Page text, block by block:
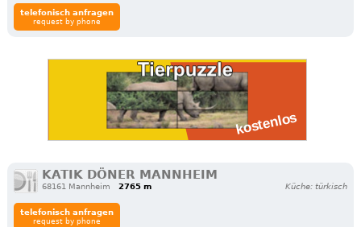
telefonisch anfragen
request by phone
KATIK DÖNER MANNHEIM
68161 Mannheim 2765 m Küche: türkisch
telefonisch anfragen
request by phone